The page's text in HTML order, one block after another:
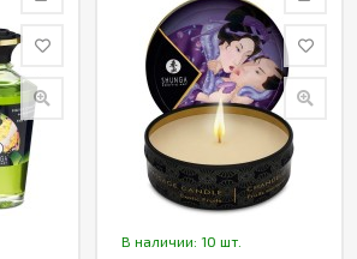
В наличии: 10 шт.